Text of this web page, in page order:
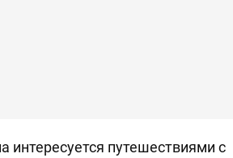
путешествиями с